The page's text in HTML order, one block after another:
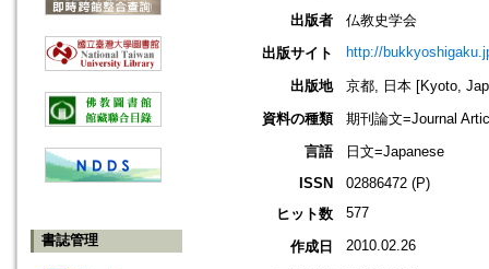
書誌管理
出版者
仏教史学会
出版サイト
http://
出版地
京都, 日本 [Kyoto,
資料の種類
期刊論文=Journal
言語
日文=Japanese
ISSN
02886472 (P)
ヒット数
577
作成日 2010.02.26